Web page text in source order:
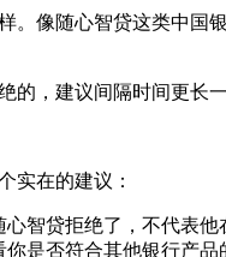
。像随心智贷这类中
的，建议间隔时间更长
实在的建议：
智贷拒绝了，不代表
是否符合其他银行产